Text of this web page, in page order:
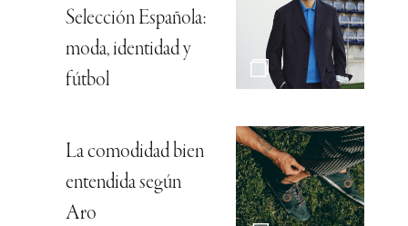
Selección Española:
moda, identidad y
fútbol
La comodidad bien
entendida según
Aro